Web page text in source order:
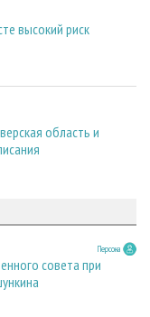
высокий риск
область и
Персона
совета при